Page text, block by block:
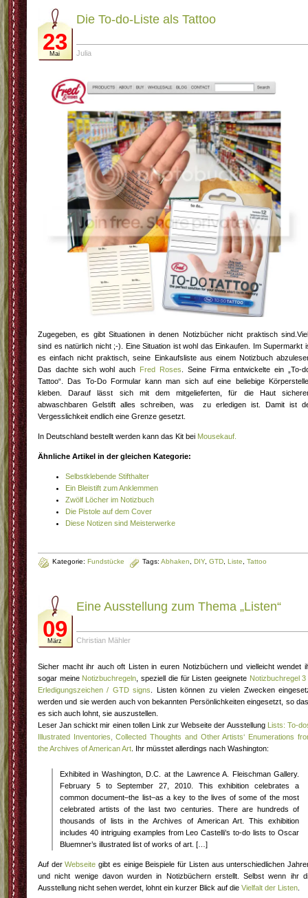
23
Mai
Die To-do-Liste als Tattoo
Julia
Zugegeben, es gibt Situationen in denen Notizbücher nicht praktisch
sind es natürlich nicht ;-). Eine Situation ist wohl das Einkaufen. Im Supermarkt
es einfach nicht praktisch, seine Einkaufsliste aus einem Notizbuch
Das dachte sich wohl auch Fred Roses. Seine Firma entwickelte ein „To-
Tattoo“. Das To-Do Formular kann man sich auf eine beliebige
kleben. Darauf lässt sich mit dem mitgelieferten, für die Haut
abwaschbaren Gelstift alles schreiben, was zu erledigen ist. Damit ist
Vergesslichkeit endlich eine Grenze gesetzt.
In Deutschland bestellt werden kann das Kit bei Mousekauf.
Ähnliche Artikel in der gleichen Kategorie:
Selbstklebende Stifthalter
Ein Bleistift zum Anklemmen
Zwölf Löcher im Notizbuch
Die Pistole auf dem Cover
Diese Notizen sind Meisterwerke
Kategorie: Fundstücke Tags: Abhaken, DIY, GTD, Liste, Tattoo
09
März
Eine Ausstellung zum Thema „Listen“
Christian Mähler
Sicher macht ihr auch oft Listen in euren Notizbüchern und vielleicht wendet
sogar meine Notizbuchregeln, speziell die für Listen geeignete Notizbuchregel 3
Erledigungszeichen / GTD signs. Listen können zu vielen Zwecken
werden und sie werden auch von bekannten Persönlichkeiten eingesetzt, so
es sich auch lohnt, sie auszustellen.
Leser Jan schickt mir einen tollen Link zur Webseite der Ausstellung Lists: To-
Illustrated Inventories, Collected Thoughts and Other Artists‘ Enumerations
the Archives of American Art. Ihr müsstet allerdings nach Washington:
Exhibited in Washington, D.C. at the Lawrence A. Fleischman Gallery.
February 5 to September 27, 2010. This exhibition celebrates a
common document–the list–as a key to the lives of some of the most
celebrated artists of the last two centuries. There are hundreds of
thousands of lists in the Archives of American Art. This exhibition
includes 40 intriguing examples from Leo Castelli’s to-do lists to Oscar
Bluemner’s illustrated list of works of art. […]
Auf derWebseite gibt es einige Beispiele für Listen aus unterschiedlichen
und nicht wenige davon wurden in Notizbüchern erstellt. Selbst wenn ihr
Ausstellung nicht sehen werdet, lohnt ein kurzer Blick auf die Vielfalt der Listen.